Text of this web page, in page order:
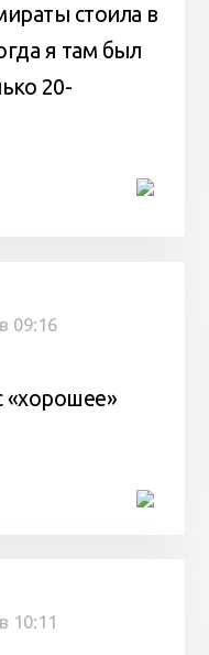
стоила в
я там был
20-
09:16
«хорошее»
10:11